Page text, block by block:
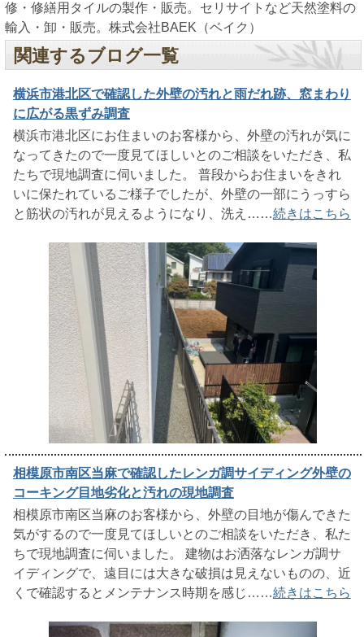
修・修繕用タイルの製作・販売。セリサイトなど天然塗料の
輸入・卸・販売。株式会社BAEK（ベイク）
関連するブログ一覧
横浜市港北区で確認した外壁の汚れと雨だれ跡、窓まわり
に広がる黒ずみ調査
横浜市港北区にお住まいのお客様から、外壁の汚れが気に
なってきたので一度見てほしいとのご相談をいただき、私
たちで現地調査に伺いました。 普段からお住まいをきれ
いに保たれているご様子でしたが、外壁の一部にうっすら
と筋状の汚れが見えるようになり、洗え……続きはこちら
相模原市南区当麻で確認したレンガ調サイディング外壁の
コーキング目地劣化と汚れの現地調査
相模原市南区当麻のお客様から、外壁の目地が傷んできた
気がするので一度見てほしいとのご相談をいただき、私た
ちで現地調査に伺いました。 建物はお洒落なレンガ調サ
イディングで、遠目には大きな破損は見えないものの、近
くで確認するとメンテナンス時期を感じ……続きはこちら